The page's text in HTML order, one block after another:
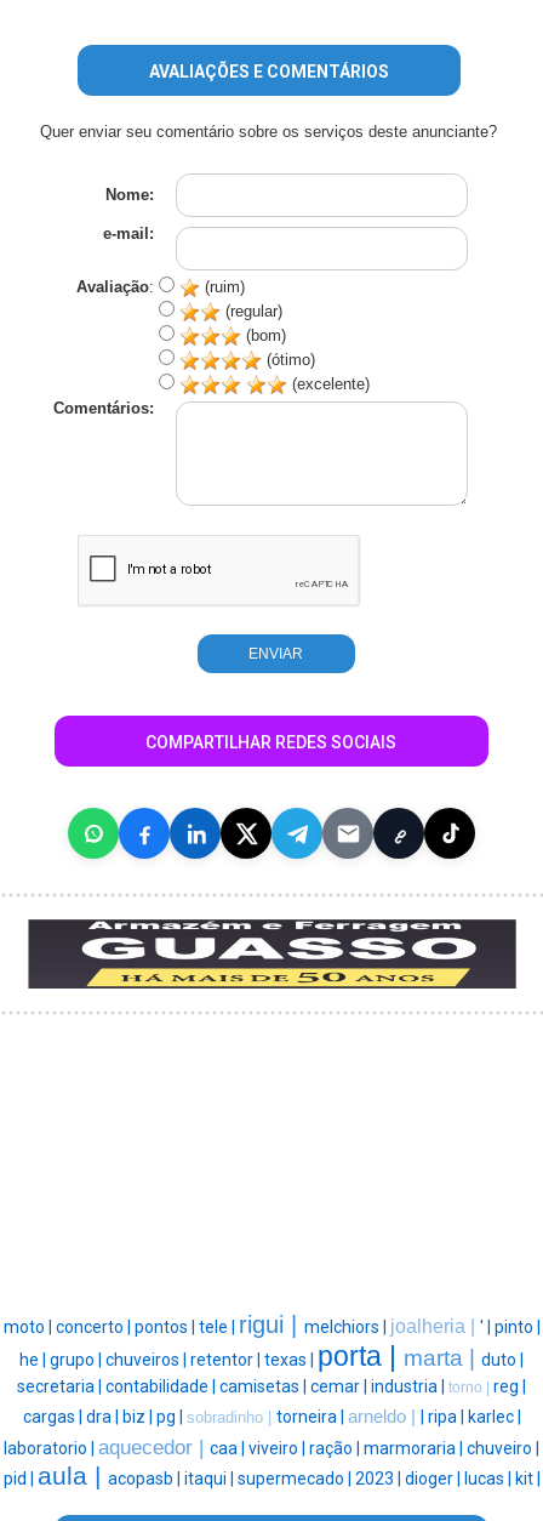
AVALIAÇÕES E COMENTÁRIOS
Quer enviar seu comentário sobre os serviços deste anunciante?
Nome:
e-mail:
Avaliação:
(ruim)
(regular)
(bom)
(ótimo)
(excelente)
Comentários:
COMPARTILHAR REDES SOCIAIS
moto | concerto | pontos | tele | rigui | melchiors | joalheria | ' | pinto |
he | grupo | chuveiros | retentor | texas | porta | marta | duto |
secretaria | contabilidade | camisetas | cemar | industria | torno | reg |
cargas | dra | biz | pg | sobradinho | torneira | arneldo | ripa |
karlec |
laboratorio | aquecedor | caa | viveiro | ração | marmoraria | chuveiro |
pid | aula | acopasb | itaqui | supermecado | 2023 | dioger | lucas | kit |